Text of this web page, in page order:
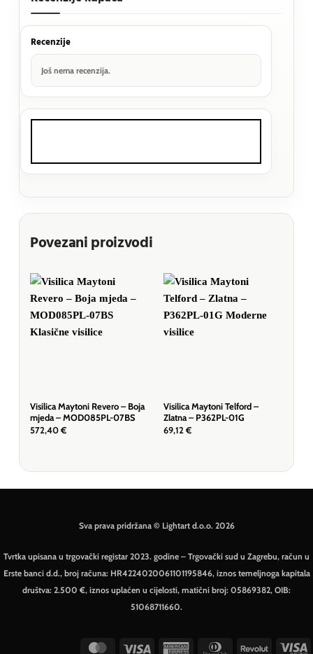
Recenzije
Još nema recenzija.
Povezani proizvodi
Visilica Maytoni Revero – Boja
mjeda – MOD085PL-07BS
572,40 €
Visilica Maytoni Telford –
Zlatna – P362PL-01G
69,12 €
Sva prava pridržana © Lightart d.o.o. 2026
Tvrtka upisana u trgovački registar 2023. godine – Trgovački sud u Zagrebu, račun u
Erste banci d.d., broj računa: HR4224020061101195846, iznos temeljnoga kapitala
društva: 2.500 €, iznos uplaćen u cijelosti, matični broj: 05869382, OIB:
51068711660.
MasterCardVisa
American
Dinners Revolut